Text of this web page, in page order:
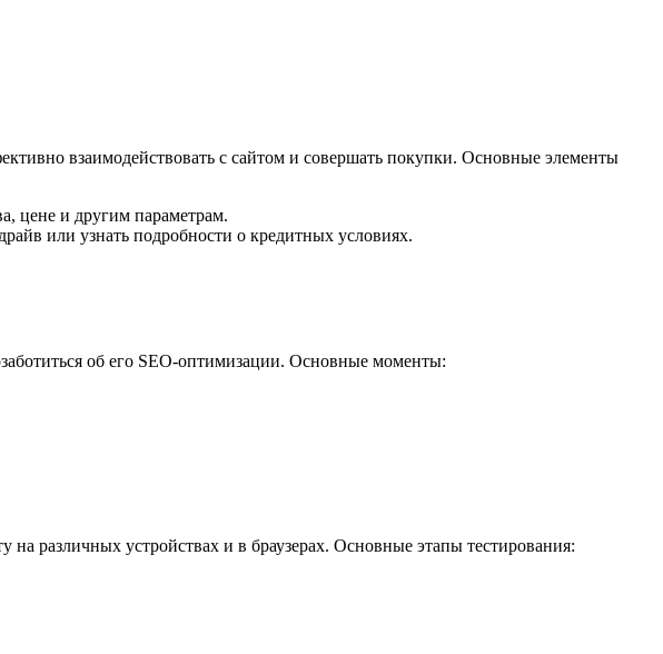
взаимодействовать с сайтом и совершать покупки. Основные элементы
цене и другим параметрам.
или узнать подробности о кредитных условиях.
об его SEO-оптимизации. Основные моменты:
на различных устройствах и в браузерах. Основные этапы тестирования: